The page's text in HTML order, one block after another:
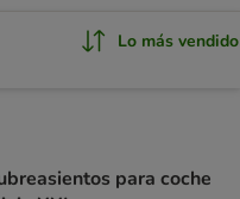
Lo más vendido
para coche